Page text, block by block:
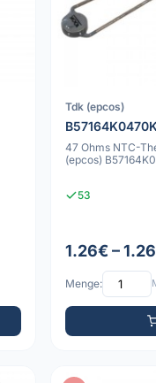
Tdk (epcos)
47 Ohms NTC-
(epcos)
53
1.26€ –
Menge: